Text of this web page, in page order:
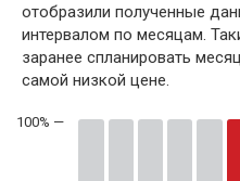
отобразили полученные
интервалом по месяцам.
заранее спланировать
самой низкой цене.